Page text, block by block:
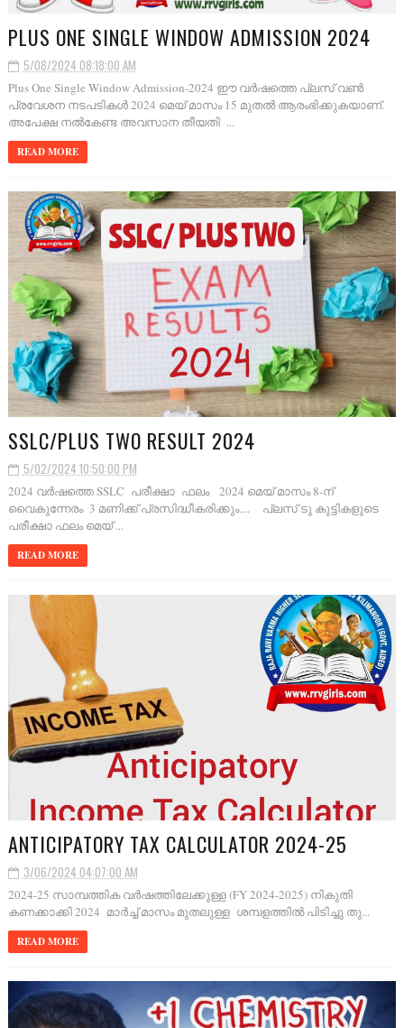
PLUS ONE SINGLE WINDOW ADMISSION 2024
5/08/2024 08:18:00 AM
Plus One Single Window Admission-2024 ഈ വർഷത്തെ പ്ലസ് വൺ
പ്രവേശന നടപടികൾ 2024 മെയ് മാസം 15 മുതൽ ആരംഭിക്കുകയാണ്.
അപേക്ഷ നൽകേണ്ട അവസാന തീയതി ...
READ MORE
SSLC/PLUS TWO RESULT 2024
5/02/2024 10:50:00 PM
2024 വർഷത്തെ SSLC പരീക്ഷാ ഫലം 2024 മെയ് മാസം 8-ന്
വൈകുന്നേരം 3 മണിക്ക് പ്രസിദ്ധീകരിക്കും.... പ്ലസ് ടു കുട്ടികളുടെ
പരീക്ഷാ ഫലം മെയ് ...
READ MORE
ANTICIPATORY TAX CALCULATOR 2024-25
3/06/2024 04:07:00 AM
2024-25 സാമ്പത്തിക വർഷത്തിലേക്കുള്ള (FY 2024-2025) നികുതി
കണക്കാക്കി 2024 മാർച്ച് മാസം മുതലുള്ള ശമ്പളത്തിൽ പിടിച്ചു തു...
READ MORE